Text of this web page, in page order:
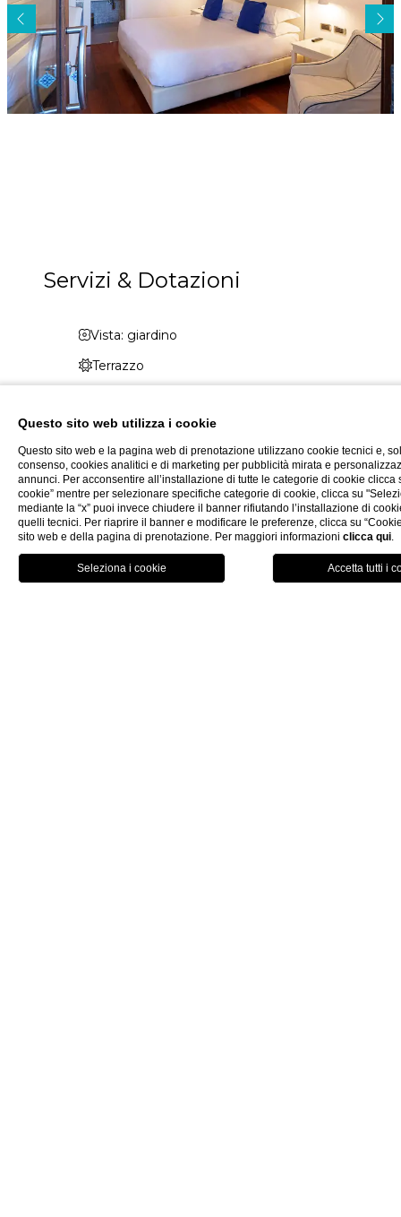
Servizi & Dotazioni
Vista: giardino
Terrazzo
Beach Club
Massimo 3 ospiti
20/25 m²
Questo sito web utilizza i cookie
Questo sito web e la pagina web di prenotazione utilizzano cookie tecnici e,
consenso, cookies analitici e di marketing per pubblicità mirata e
annunci. Per acconsentire all’installazione di tutte le categorie di cookie clicca
cookie” mentre per selezionare specifiche categorie di cookie, clicca su
mediante la “x” puoi invece chiudere il banner rifiutando l’installazione di
quelli tecnici. Per riaprire il banner e modificare le preferenze, clicca su
sito web e della pagina di prenotazione. Per maggiori informazioni clicca qui.